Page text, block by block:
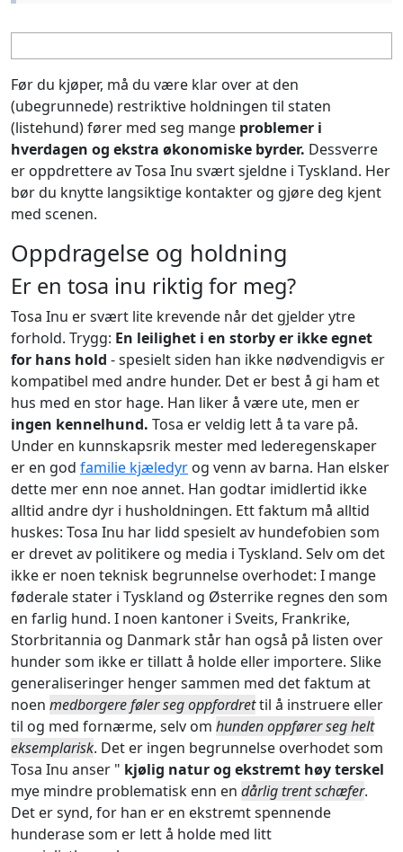
Før du kjøper, må du være klar over at den
(ubegrunnede) restriktive holdningen til staten
(listehund) fører med seg mange problemer i
hverdagen og ekstra økonomiske byrder. Dessverre
er oppdrettere av Tosa Inu svært sjeldne i Tyskland. Her
bør du knytte langsiktige kontakter og gjøre deg kjent
med scenen.
Oppdragelse og holdning
Er en tosa inu riktig for meg?
Tosa Inu er svært lite krevende når det gjelder ytre
forhold. Trygg: En leilighet i en storby er ikke egnet
for hans hold - spesielt siden han ikke nødvendigvis er
kompatibel med andre hunder. Det er best å gi ham et
hus med en stor hage. Han liker å være ute, men er
ingen kennelhund. Tosa er veldig lett å ta vare på.
Under en kunnskapsrik mester med lederegenskaper
er en god familie kjæledyr og venn av barna. Han elsker
dette mer enn noe annet. Han godtar imidlertid ikke
alltid andre dyr i husholdningen. Ett faktum må alltid
huskes: Tosa Inu har lidd spesielt av hundefobien som
er drevet av politikere og media i Tyskland. Selv om det
ikke er noen teknisk begrunnelse overhodet: I mange
føderale stater i Tyskland og Østerrike regnes den som
en farlig hund. I noen kantoner i Sveits, Frankrike,
Storbritannia og Danmark står han også på listen over
hunder som ikke er tillatt å holde eller importere. Slike
generaliseringer henger sammen med det faktum at
noen medborgere føler seg oppfordrettil å instruere eller
til og med fornærme, selv om hunden oppfører seg helt
eksemplarisk. Det er ingen begrunnelse overhodet som
Tosa Inu anser " kjølig natur og ekstremt høy terskel
mye mindre problematisk enn en dårlig trent schæfer.
Det er synd, for han er en ekstremt spennende
hunderase som er lett å holde med litt